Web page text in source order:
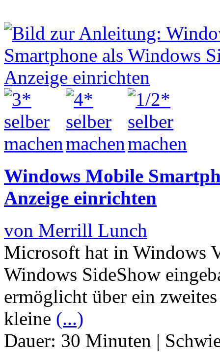
Windows Mobile
Anzeige einrichten
von Merrill Lunch
Microsoft hat in Windows
Windows SideShow
ermöglicht über ein
kleine (...)
Dauer: 30 Minuten |